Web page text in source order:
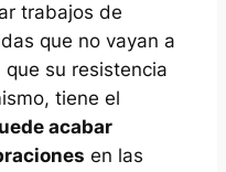
trabajos de
que no vayan a
su resistencia
tiene el
acabar
en las